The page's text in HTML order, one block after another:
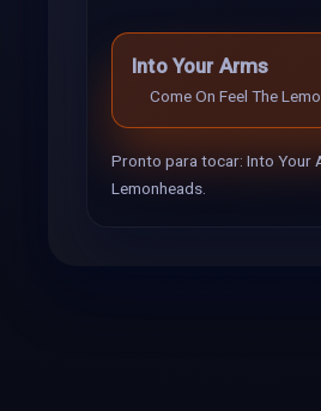
Into Your Arms
Come On Feel The
Pronto para tocar: Into Your
Lemonheads.